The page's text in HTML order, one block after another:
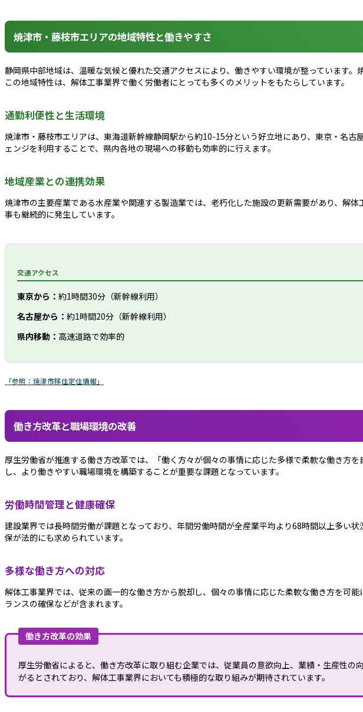
焼津市・藤枝市エリアの地域特性と働きやすさ
静岡県中部地域は、温暖な気候と優れた交通アクセスにより、働きやすい環境が整っています
この地域特性は、解体工事業界で働く労働者にとっても多くのメリットをもたらしています。
通勤利便性と生活環境
焼津市・藤枝市エリアは、東海道新幹線静岡駅から約10-15分という好立地にあり、東京・名
ェンジを利用することで、県内各地の現場への移動も効率的に行えます。
地域産業との連携効果
焼津市の主要産業である水産業や関連する製造業では、老朽化した施設の更新需要があり、解
事も継続的に発生しています。
交通アクセス
東京から： 約1時間30分（新幹線利用）
名古屋から： 約1時間20分（新幹線利用）
県内移動： 高速道路で効率的
「参照：焼津市移住定住情報」
働き方改革と職場環境の改善
厚生労働省が推進する働き方改革では、「働く方々が個々の事情に応じた多様で柔軟な働き方
し、より働きやすい職場環境を構築することが重要な課題となっています。
労働時間管理と健康確保
建設業界では長時間労働が課題となっており、年間労働時間が全産業平均より68時間以上多い
保が法的にも求められています。
多様な働き方への対応
解体工事業界では、従来の画一的な働き方から脱却し、個々の事情に応じた柔軟な働き方を可
ランスの確保などが含まれます。
働き方改革の効果
厚生労働省によると、働き方改革に取り組む企業では、従業員の意欲向上、業績・生産性
がるとされており、解体工事業界においても積極的な取り組みが期待されています。